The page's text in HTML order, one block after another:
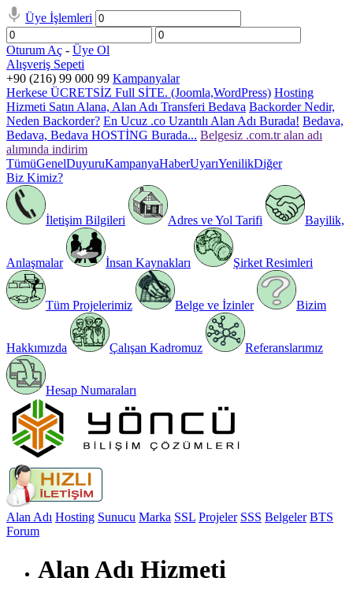
Üye İşlemleri
Oturum Aç - Üye Ol
Alışveriş Sepeti
+90 (216) 99 000 99 Kampanyalar
Herkese ÜCRETSİZ Full SİTE. (Joomla,WordPress) Hosting
Hizmeti Satın Alana, Alan Adı Transferi Bedava Backorder Nedir,
Neden Backorder? En Ucuz .co Uzantılı Alan Adı Burada! Bedava,
Bedava, Bedava HOSTİNG Burada... Belgesiz .com.tr alan adı
alımında indirim
TümüGenelDuyuruKampanyaHaberUyarıYenilikDiğer
Biz Kimiz?
İletişim Bilgileri Adres ve Yol Tarifi Bayilik,
Anlaşmalar İnsan Kaynakları Şirket Resimleri
Tüm Projelerimiz Belge ve İzinler Bizim
Hakkımızda Çalışan Kadromuz Referanslarımız
Hesap Numaraları
Alan Adı Hosting Sunucu Marka SSL Projeler SSS Belgeler BTS
Forum
Alan Adı Hizmeti